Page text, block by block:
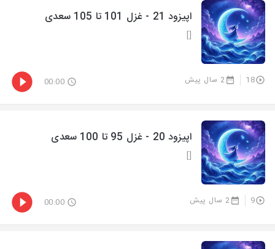
اپیزود 21 - غزل 101 تا 105 سعدی
[]
18 2 سال پیش 00:00
اپیزود 20 - غزل 95 تا 100 سعدی
[]
9 2 سال پیش 00:00